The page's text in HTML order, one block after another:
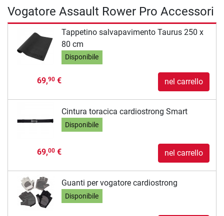
Vogatore Assault Rower Pro Accessori
Tappetino salvapavimento Taurus 250 x
80 cm
Disponibile
69,90€ nel carrello
Cintura toracica cardiostrong Smart
Disponibile
69,00€ nel carrello
Guanti per vogatore cardiostrong
Disponibile